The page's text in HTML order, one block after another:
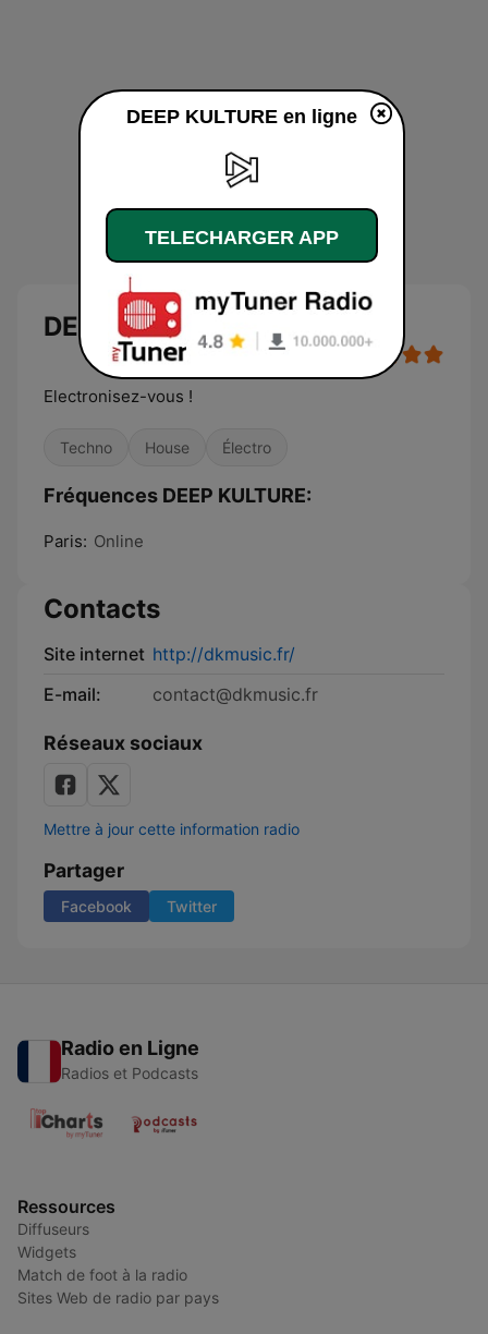
DEEP KULTURE
Electronisez-vous !
Techno House Électro
Fréquences DEEP KULTURE:
Paris: Online
Contacts
Site internet http://dkmusic.fr/
E-mail:
contact@dkmusic.fr
Réseaux sociaux
Mettre à jour cette information radio
Partager
Facebook Twitter
Radio en Ligne
Radios et Podcasts
Ressources
Diffuseurs
Widgets
Match de foot à la radio
Sites Web de radio par pays
DEEP KULTURE en ligne
TELECHARGER APP